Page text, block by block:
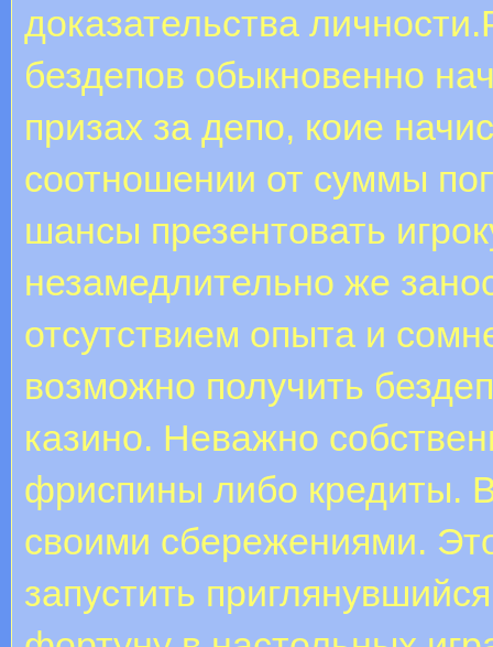
доказательства
бездепов обыкновенно
призах за депо, коие
соотношении от суммы
шансы презентовать
незамедлительно же
отсутствием опыта и
возможно получить
казино. Неважно
фриспины либо кредиты.
своими сбережениями.
запустить